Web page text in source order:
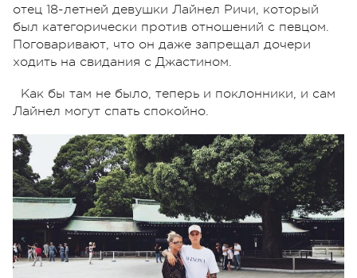
отец 18-летней девушки Лайнел Ричи, который
был категорически против отношений с певцом.
Поговаривают, что он даже запрещал дочери
ходить на свидания с Джастином.
Как бы там не было, теперь и поклонники, и сам
Лайнел могут спать спокойно.